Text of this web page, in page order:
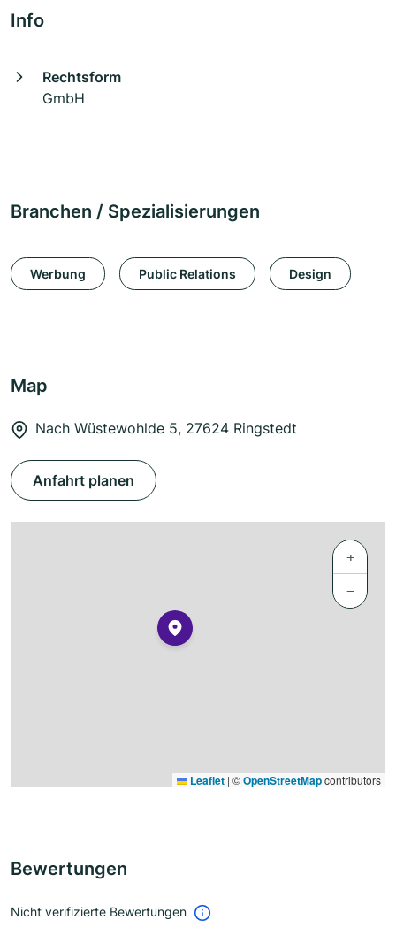
Info
Rechtsform
GmbH
Branchen / Spezialisierungen
Werbung Public Relations Design
Map
Nach Wüstewohlde 5, 27624 Ringstedt
Anfahrt planen
+
−
Leaflet | ©OpenStreetMapcontributors
Bewertungen
Nicht verifizierte Bewertungen